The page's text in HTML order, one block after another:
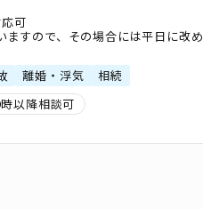
可
すので、その場合には平日に改め
離婚・浮気 相続
以降相談可